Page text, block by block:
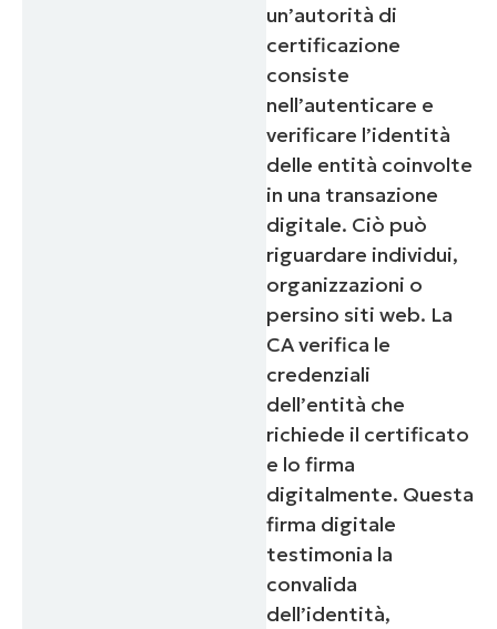
un’autorità di
certificazione
consiste
nell’autenticare e
verificare l’identità
delle entità coinvolte
in una transazione
digitale. Ciò può
riguardare individui,
organizzazioni o
persino siti web. La
CA verifica le
credenziali
dell’entità che
richiede il certificato
e lo firma
digitalmente. Questa
firma digitale
testimonia la
convalida
dell’identità,